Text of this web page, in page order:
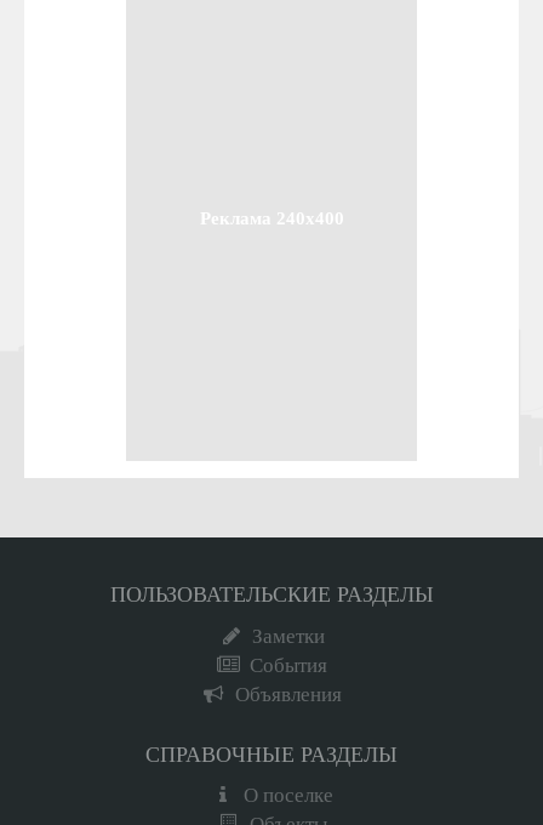
Реклама 240x400
ПОЛЬЗОВАТЕЛЬСКИЕ РАЗДЕЛЫ
Заметки
События
Объявления
СПРАВОЧНЫЕ РАЗДЕЛЫ
О поселке